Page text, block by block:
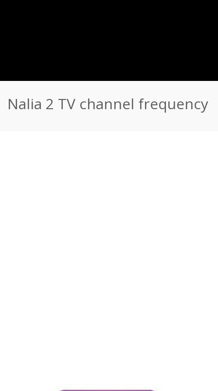
Nalia 2 TV channel frequency